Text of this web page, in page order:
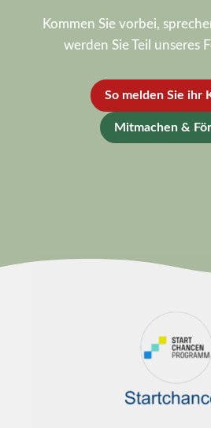
Kommen Sie vorbei,
werden Sie Teil unseres
So melden Sie ihr
Mitmachen &